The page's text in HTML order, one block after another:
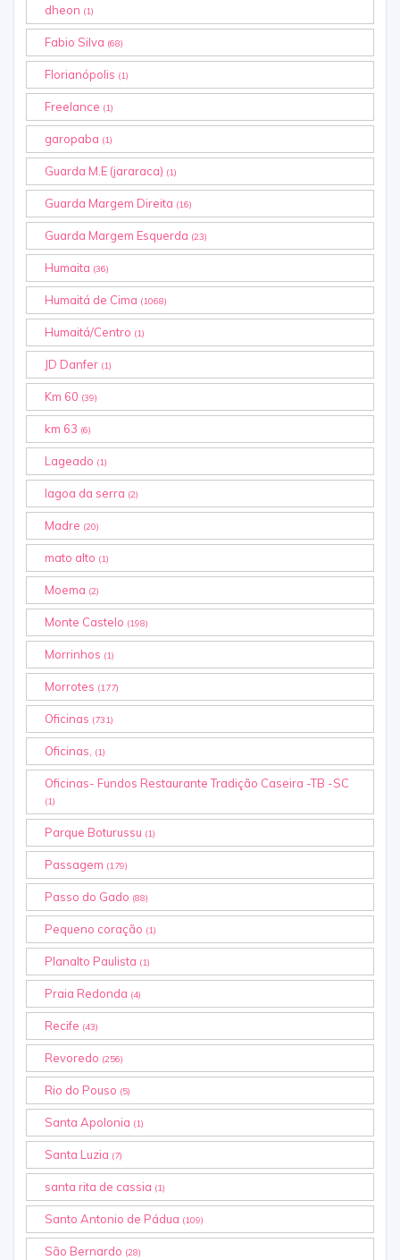
dheon (1)
Fabio Silva (68)
Florianópolis (1)
Freelance (1)
garopaba (1)
Guarda M.E (jararaca) (1)
Guarda Margem Direita (16)
Guarda Margem Esquerda (23)
Humaita (36)
Humaitá de Cima (1068)
Humaitá/Centro (1)
JD Danfer (1)
Km 60 (39)
km 63 (6)
Lageado (1)
lagoa da serra (2)
Madre (20)
mato alto (1)
Moema (2)
Monte Castelo (198)
Morrinhos (1)
Morrotes (177)
Oficinas (731)
Oficinas, (1)
Oficinas- Fundos Restaurante Tradição Caseira -TB -SC
(1)
Parque Boturussu (1)
Passagem (179)
Passo do Gado (88)
Pequeno coração (1)
Planalto Paulista (1)
Praia Redonda (4)
Recife (43)
Revoredo (256)
Rio do Pouso (5)
Santa Apolonia (1)
Santa Luzia (7)
santa rita de cassia (1)
Santo Antonio de Pádua (109)
São Bernardo (28)